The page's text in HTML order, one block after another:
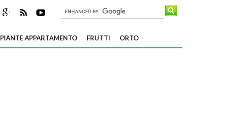
PIANTE APPARTAMENTO FRUTTI ORTO